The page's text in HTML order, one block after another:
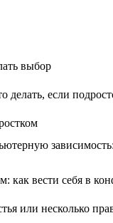
выбор
делать, если
как вести себя в
или несколько